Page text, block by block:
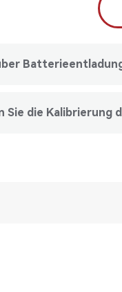
Sie die Kalibrierung